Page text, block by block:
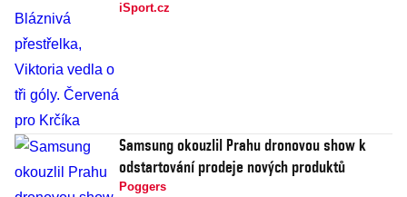
iSport.cz
Samsung okouzlil Prahu dronovou show k
odstartování prodeje nových produktů
Poggers